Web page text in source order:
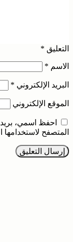
التعليق *
الاسم *
البريد الإلكتروني *
الموقع الإلكتروني
احفظ اسمي،
المتصفح لاستخدامها